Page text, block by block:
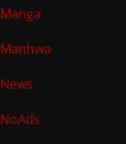
Manga
Manhwa
News
NoAds